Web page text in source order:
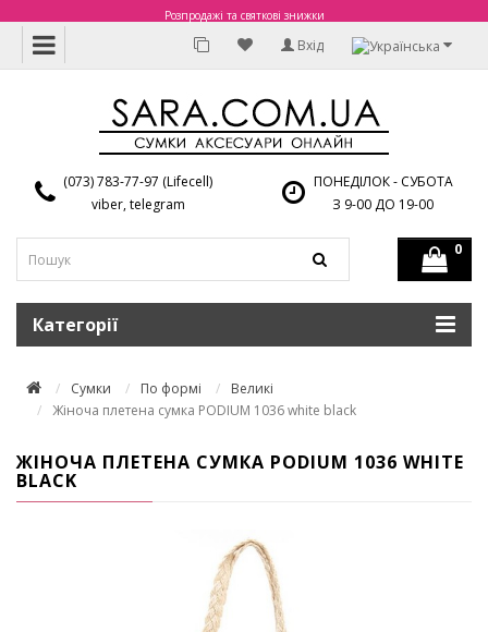
Розпродажі та святкові знижки
Вхід
(073) 783-77-97 (Lifecell)
viber, telegram
ПОНЕДІЛОК - СУБОТА
З 9-00 ДО 19-00
0
Категорії
Сумки По формі
Великі
Жіноча плетена сумка PODIUM 1036 white black
ЖІНОЧА ПЛЕТЕНА СУМКА PODIUM 1036 WHITE
BLACK